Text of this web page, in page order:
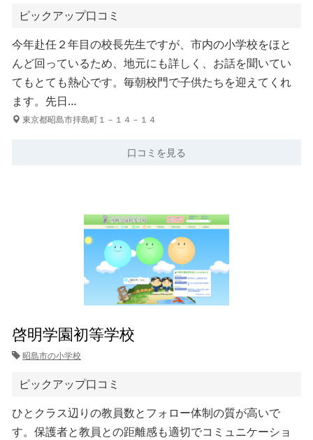
ピックアップ口コミ
今年赴任２年目の校長先生ですが、市内の小学校をほと
んど回っているため、地元にも詳しく、お話を聞いてい
てもとても熱心です。毎朝校門で子供たちを迎えてくれ
ます。先日…
東京都昭島市拝島町１－１４－１４
口コミを見る
啓明学園初等学校
昭島市の小学校
ピックアップ口コミ
ひとクラス辺りの教員数とフォロー体制の質が高いで
す。保護者と教員との距離感も適切でコミュニケーショ